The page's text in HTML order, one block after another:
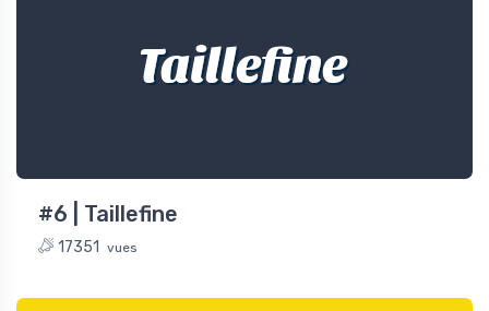
Taillefine
#6 | Taillefine
17351 vues